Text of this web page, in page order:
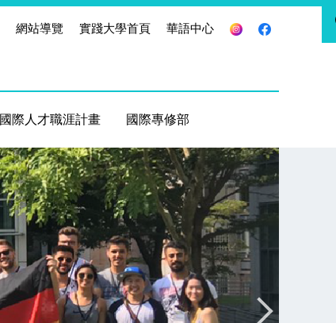
網站導覽 實踐大學首頁 華語中心
國際人才職涯計畫 國際專修部